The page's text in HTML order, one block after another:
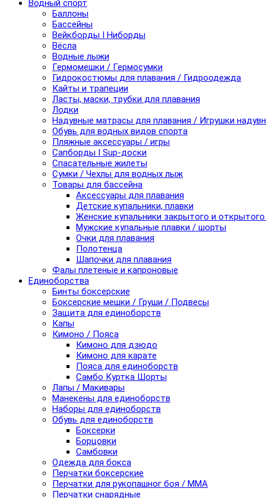
Водный спорт
Баллоны
Бассейны
Вейкборды I Ниборды
Вёсла
Водные лыжи
Гермомешки / Гермосумки
Гидрокостюмы для плавания / Гидроодежда
Кайты и трапеции
Ласты, маски, трубки для плавания
Лодки
Надувные матрасы для плавания / Игрушки
Обувь для водных видов спорта
Пляжные аксессуары / игры
Сапборды I Sup-доски
Спасательные жилеты
Сумки / Чехлы для водных лыж
Товары для бассейна
Аксессуары для плавания
Детские купальники, плавки
Женские купальники закрытого и
Мужские купальные плавки / шорты
Очки для плавания
Полотенца
Шапочки для плавания
Фалы плетеные и капроновые
Единоборства
Бинты боксерские
Боксерские мешки / Груши / Подвесы
Защита для единоборств
Капы
Кимоно / Пояса
Кимоно для дзюдо
Кимоно для карате
Пояса для единоборств
Самбо Куртка Шорты
Лапы / Макивары
Манекены для единоборств
Наборы для единоборств
Обувь для единоборств
Боксерки
Борцовки
Самбовки
Одежда для бокса
Перчатки боксерские
Перчатки для рукопашног боя / ММА
Перчатки снарядные